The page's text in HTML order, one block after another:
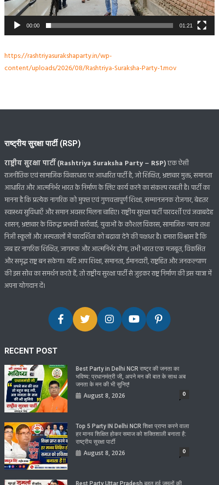
00:00 01:21
https://rashtriyasurakshaparty.in/wp-
content/uploads/2026/08/Rashtriya-Suraksha-Party-1.mov
राष्ट्रीय सुरक्षा पार्टी (RSP)
राष्ट्रीय सुरक्षा पार्टी (Rashtriya Suraksha Party – RSP)एक ऐसी
राजनीतिक एवं सामाजिक विचारधारा पर आधारित पार्टी है, जो शिक्षित, भ्रष्टाचार मुक्त, समानता
आधारित और आत्मनिर्भर भारत के निर्माण के लिए कार्य करने का संकल्प रखती है। पार्टी का
मानना है कि प्रत्येक नागरिक को मुफ्त एवं गुणवत्तापूर्ण शिक्षा, सम्मानजनक रोजगार, बेहतर
स्वास्थ्य सुविधाएँ और समान अवसर मिलना चाहिए। राष्ट्रीय सुरक्षा पार्टी पारदर्शी एवं जवाबदेह
शासन, भ्रष्टाचार के विरुद्ध प्रभावी कार्रवाई, युवाओं के कौशल विकास, सामाजिक न्याय तथा
निजी स्कूलों और अस्पतालों में पारदर्शिता को बढ़ावा देने की पक्षधर है। हमारा विश्वास है कि
जब हर नागरिक शिक्षित, जागरूक और आत्मनिर्भर होगा, तभी भारत एक मजबूत, विकसित
और समृद्ध राष्ट्र बन सकेगा। यदि आप शिक्षा, समानता, ईमानदारी, राष्ट्रहित और जनकल्याण
की इस सोच का समर्थन करते हैं, तो राष्ट्रीय सुरक्षा पार्टी से जुड़कर राष्ट्र निर्माण की इस यात्रा में
अपना योगदान दें।
RECENT POST
Best Party in Delhi NCR राष्ट्र की जनता का
भविष्य: प्रधानमंत्री जी, अपने मन की बात के साथ अब
जनता के मन की भी सुनिए!
August 8, 2026 0
Top 5 Party IN Delhi NCR शिक्षा प्राप्त करने वाला
हर मानव शिक्षित होकर समाज को शक्तिशाली बनाता है:
राष्ट्रीय सुरक्षा पार्टी
August 8, 2026 0
Best Party Uttar Pradesh बहुत हुई जुमलों की